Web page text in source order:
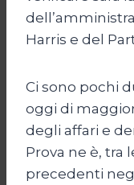
Harris e del
Ci sono pochi
oggi di
degli affari e
Prova ne è, tra
precedenti